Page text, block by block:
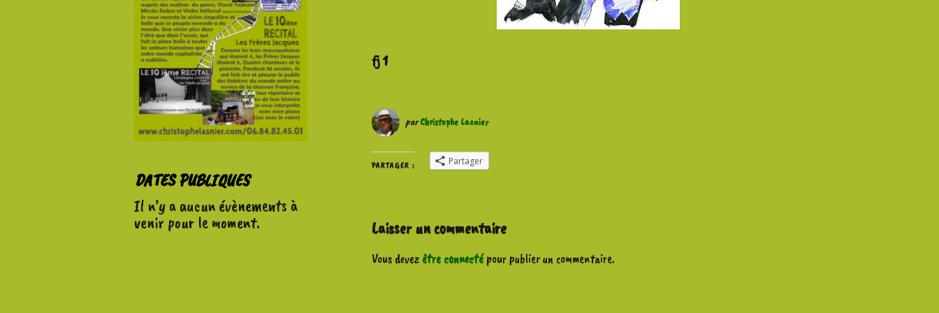
DATES PUBLIQUES
Il n’y a aucun évènements à
venir pour le moment.
fj 1
parChristophe Lasnier
PARTAGER : Partager
Laisser un commentaire
Vous devez être connectépour publier un commentaire.